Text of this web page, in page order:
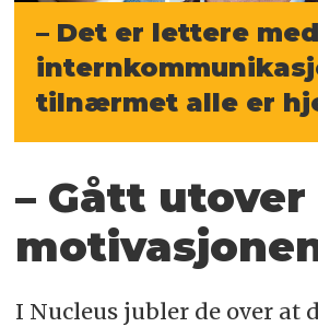
– Det er lettere med
tilnærmet alle er
– Gått utover
I Nucleus jubler de over at